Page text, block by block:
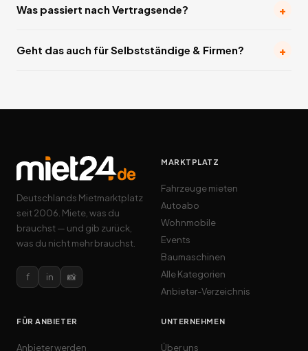
Was passiert nach Vertragsende? +
Geht das auch für Selbstständige & Firmen? +
Deutschlands Mietmarktplatz
seit 2006. Miete, was du
brauchst — und gib zurück,
was du nicht mehr brauchst.
f in 📸
MARKTPLATZ
Fahrzeuge mieten
Autoabo
Wohnmobile
Events
Baumaschinen
Alle Kategorien
Anbieter-Verzeichnis
FÜR ANBIETER
Anbieter werden
UNTERNEHMEN
Über uns